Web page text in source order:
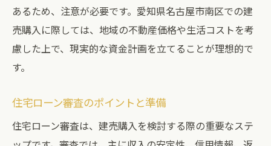
ご近所付き合いをスムーズにするヒント
あるため、注意が必要です。愛知県名古屋市南区での建
売購入に際しては、地域の不動産価格や生活コストを考
慮した上で、現実的な資金計画を立てることが理想的で
す。
住宅ローン審査のポイントと準備
住宅ローン審査は、建売購入を検討する際の重要なステ